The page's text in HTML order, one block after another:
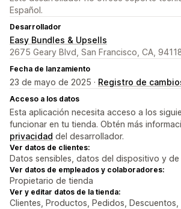
Español.
Desarrollador
Easy Bundles & Upsells
2675 Geary Blvd, San Francisco, CA,
Fecha de lanzamiento
23 de mayo de 2025 · Registro de
Acceso a los datos
Esta aplicación necesita acceso a los
funcionar en tu tienda. Obtén más
privacidad del desarrollador.
Ver datos de clientes:
Datos sensibles, datos del dispositivo y
Ver datos de empleados y colaboradores:
Propietario de tienda
Ver y editar datos de la tienda:
Clientes, Productos, Pedidos, Descuentos,